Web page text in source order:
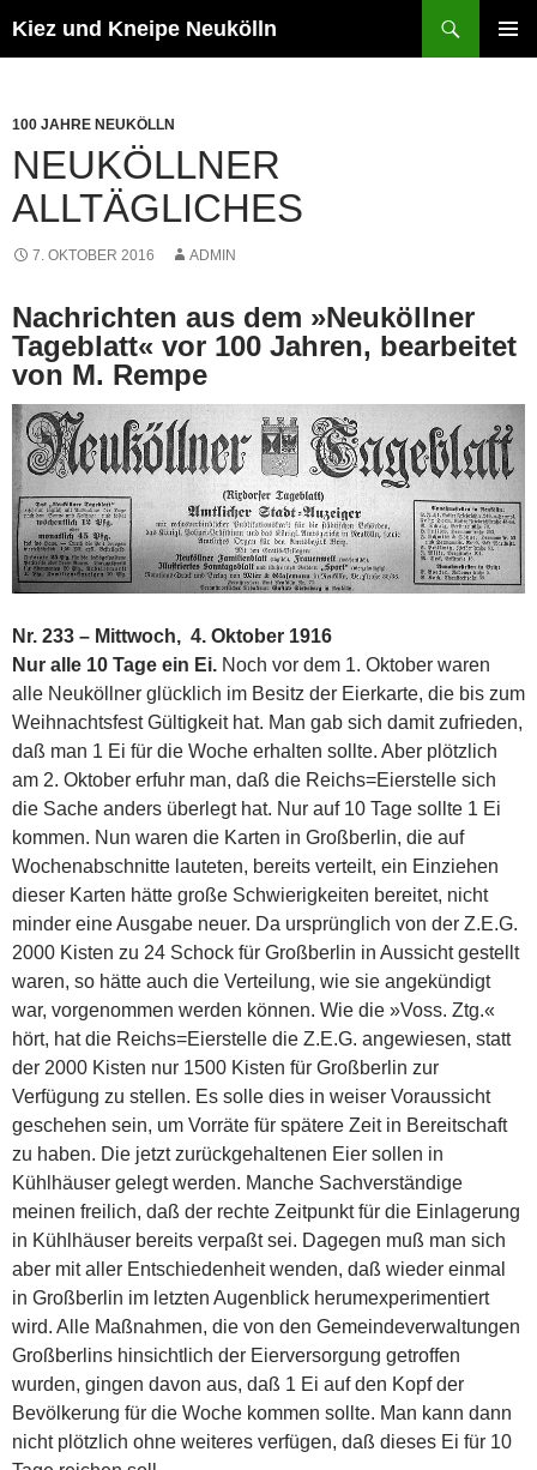
Inhalt
Kiez und Kneipe Neukölln
100 JAHRE NEUKÖLLN
NEUKÖLLNER
ALLTÄGLICHES
7. OKTOBER 2016 ADMIN
Nachrichten aus dem »Neuköllner
Tageblatt« vor 100 Jahren, bearbeitet
von M. Rempe
Nr. 233 – Mittwoch, 4. Oktober 1916
Nur alle 10 Tage ein Ei. Noch vor dem 1. Oktober waren
alle Neuköllner glücklich im Besitz der Eierkarte, die bis zum
Weihnachtsfest Gültigkeit hat. Man gab sich damit zufrieden,
daß man 1 Ei für die Woche erhalten sollte. Aber plötzlich
am 2. Oktober erfuhr man, daß die Reichs=Eierstelle sich
die Sache anders überlegt hat. Nur auf 10 Tage sollte 1 Ei
kommen. Nun waren die Karten in Großberlin, die auf
Wochenabschnitte lauteten, bereits verteilt, ein Einziehen
dieser Karten hätte große Schwierigkeiten bereitet, nicht
minder eine Ausgabe neuer. Da ursprünglich von der Z.E.G.
2000 Kisten zu 24 Schock für Großberlin in Aussicht gestellt
waren, so hätte auch die Verteilung, wie sie angekündigt
war, vorgenommen werden können. Wie die »Voss. Ztg.«
hört, hat die Reichs=Eierstelle die Z.E.G. angewiesen, statt
der 2000 Kisten nur 1500 Kisten für Großberlin zur
Verfügung zu stellen. Es solle dies in weiser Voraussicht
geschehen sein, um Vorräte für spätere Zeit in Bereitschaft
zu haben. Die jetzt zurückgehaltenen Eier sollen in
Kühlhäuser gelegt werden. Manche Sachverständige
meinen freilich, daß der rechte Zeitpunkt für die Einlagerung
in Kühlhäuser bereits verpaßt sei. Dagegen muß man sich
aber mit aller Entschiedenheit wenden, daß wieder einmal
in Großberlin im letzten Augenblick herumexperimentiert
wird. Alle Maßnahmen, die von den Gemeindeverwaltungen
Großberlins hinsichtlich der Eierversorgung getroffen
wurden, gingen davon aus, daß 1 Ei auf den Kopf der
Bevölkerung für die Woche kommen sollte. Man kann dann
nicht plötzlich ohne weiteres verfügen, daß dieses Ei für 10